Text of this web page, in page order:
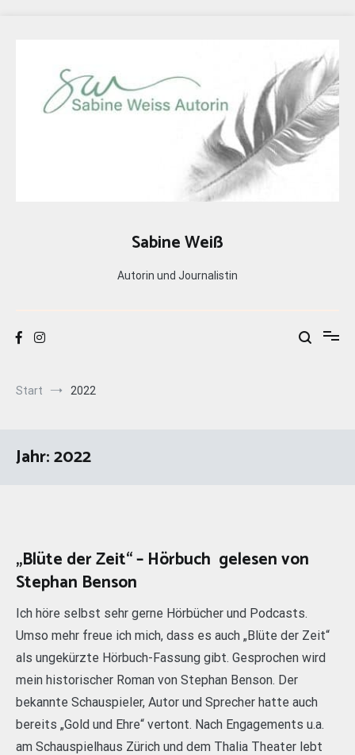
Sabine Weiß
Autorin und Journalistin
Start 2022
Jahr:2022
„Blüte der Zeit“ – Hörbuch gelesen von
Stephan Benson
Ich höre selbst sehr gerne Hörbücher und Podcasts.
Umso mehr freue ich mich, dass es auch „Blüte der Zeit“
als ungekürzte Hörbuch-Fassung gibt. Gesprochen wird
mein historischer Roman von Stephan Benson. Der
bekannte Schauspieler, Autor und Sprecher hatte auch
bereits „Gold und Ehre“ vertont. Nach Engagements u.a.
am Schauspielhaus Zürich und dem Thalia Theater lebt